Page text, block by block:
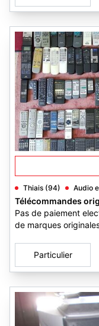
Thiais (94) Audio
Télécommandes
Pas de paiement
de marques
Particulier